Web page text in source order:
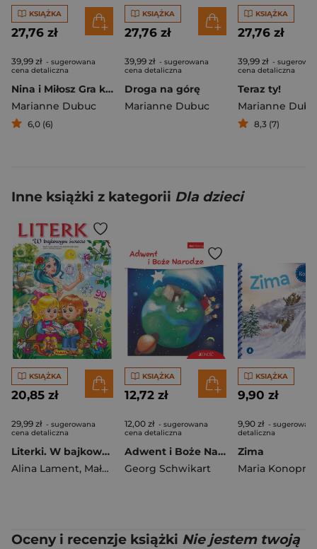
KSIĄŻKA
27,76 zł
39,99 zł - sugerowana
cena detaliczna
Nina i Miłosz Gra książkowa
Marianne Dubuc
6,0 (6)
KSIĄŻKA
27,76 zł
39,99 zł - sugerowana
cena detaliczna
Droga na górę
Marianne Dubuc
KSIĄŻKA
27,76 zł
39,99 zł -
cena detaliczna
Teraz ty!
Marianne
8,3 (7)
Inne książki z kategorii Dla dzieci
KSIĄŻKA
20,85 zł
29,99 zł - sugerowana
cena detaliczna
Literki. W bajkowym świecie
Alina Lament, Małgorzata Podleśna ,Mariola Budek
KSIĄŻKA
12,72 zł
12,00 zł - sugerowana
cena detaliczna
Adwent i Boże Narodzenie
Georg Schwikart
KSIĄŻKA
9,90 zł
9,90 zł -
detaliczna
Zima
Maria
Oceny i recenzje książki Nie jestem twoją